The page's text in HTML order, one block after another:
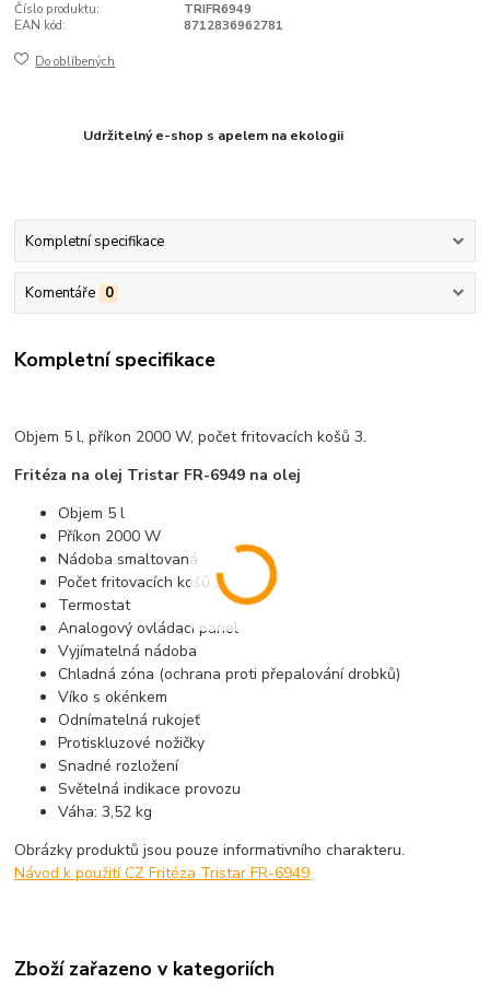
Číslo produktu:
TRIFR6949
EAN kód:
8712836962781
Do oblíbených
Udržitelný e-shop s apelem na ekologii
Kompletní specifikace
Komentáře 0
Kompletní specifikace
Objem 5 l, příkon 2000 W, počet fritovacích košů 3.
Fritéza na olej Tristar FR-6949 na olej
Objem 5 l
Příkon 2000 W
Nádoba smaltovaná
Počet fritovacích košů 3
Termostat
Analogový ovládací panel
Vyjímatelná nádoba
Chladná zóna (ochrana proti přepalování drobků)
Víko s okénkem
Odnímatelná rukojeť
Protiskluzové nožičky
Snadné rozložení
Světelná indikace provozu
Váha: 3,52 kg
Obrázky produktů jsou pouze informativního charakteru.
Návod k použití CZ Fritéza Tristar FR-6949
Zboží zařazeno v kategoriích